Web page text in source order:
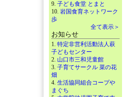
9. 子ども食堂 とまと
10. 岩国食育ネットワーク
歩
全て表示＞
お知らせ
1. 特定非営利活動法人萩
子どもセンター
2. 山口市三和児童館
3. 子育てサークル 菜の花
畑
4. 生活協同組合コープや
まぐち